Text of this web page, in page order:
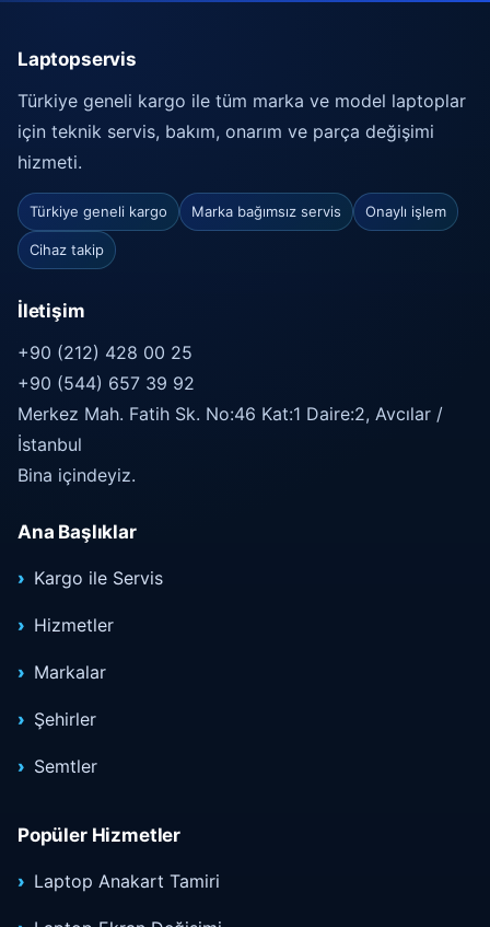
Laptopservis
Türkiye geneli kargo ile tüm marka ve model laptoplar
için teknik servis, bakım, onarım ve parça değişimi
hizmeti.
Türkiye geneli kargo Marka bağımsız servis Onaylı işlem
Cihaz takip
İletişim
+90 (212) 428 00 25
+90 (544) 657 39 92
Merkez Mah. Fatih Sk. No:46 Kat:1 Daire:2, Avcılar /
İstanbul
Bina içindeyiz.
Ana Başlıklar
Kargo ile Servis
Hizmetler
Markalar
Şehirler
Semtler
Popüler Hizmetler
Laptop Anakart Tamiri